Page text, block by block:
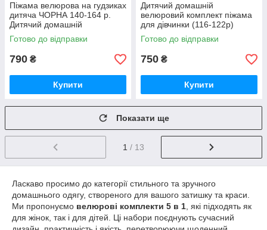
Піжама велюрова на гудзиках
дитяча ЧОРНА 140-164 р.
Дитячий домашній
велюровий комплект Піжама
для дівчинки
Готово до відправки
790 ₴
Купити
Дитячий домашній
велюровий комплект піжама
для дівчинки (116-122р)
Готово до відправки
750 ₴
Купити
Показати ще
1 / 13
Ласкаво просимо до категорії стильного та зручного
домашнього одягу, створеного для вашого затишку та краси.
Ми пропонуємо велюрові комплекти 5 в 1 , які підходять як
для жінок, так і для дітей. Ці набори поєднують сучасний